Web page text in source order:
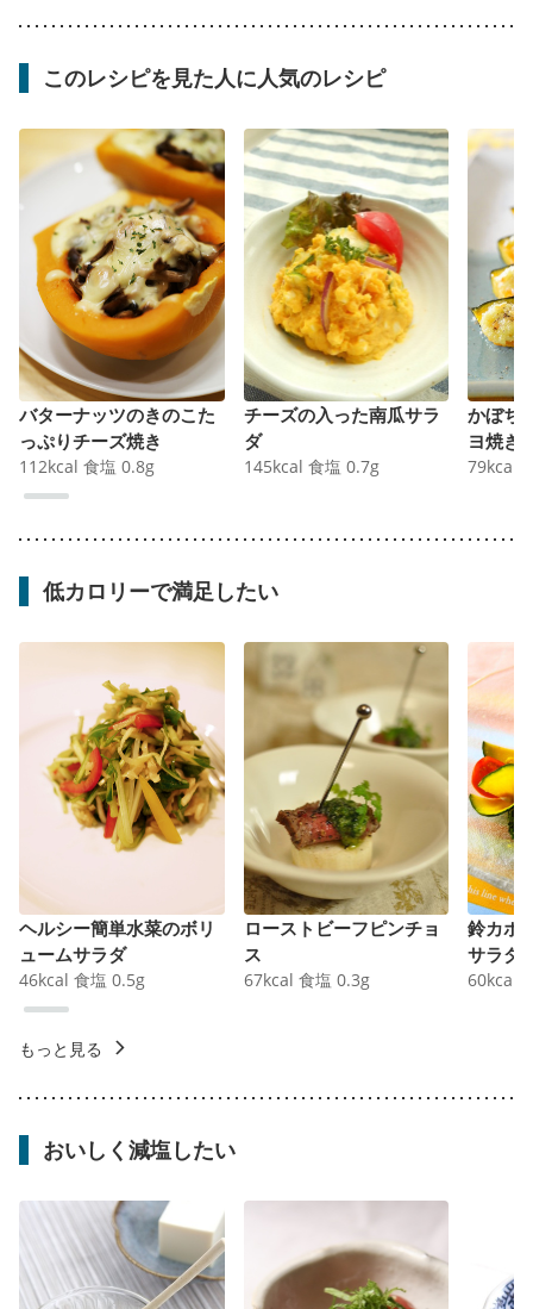
このレシピを見た人に人気のレシピ
バターナッツのきのこた
っぷりチーズ焼き
112kcal 食塩 0.8g
チーズの入った南瓜サラ
ダ
145kcal 食塩 0.7g
かぼち
ヨ焼き
79kcal
低カロリーで満足したい
ヘルシー簡単水菜のボリ
ュームサラダ
46kcal 食塩 0.5g
ローストビーフピンチョ
ス
67kcal 食塩 0.3g
鈴カボ
サラダ
60kcal
もっと見る
おいしく減塩したい